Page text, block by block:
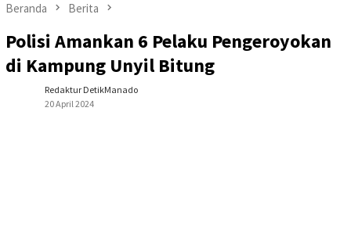
Beranda Berita
Polisi Amankan 6 Pelaku Pengeroyokan
di Kampung Unyil Bitung
Redaktur DetikManado
20 April 2024